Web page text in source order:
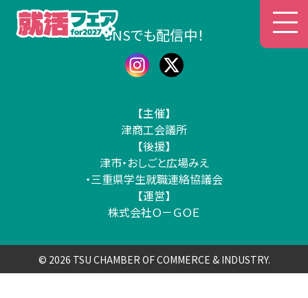
津商工会議所 就活
SNSでも配信中！
【主催】
津商工会議所
【後援】
津市・おしごと広場みえ
・三重県学生就職連絡協議会
【運営】
株式会社Ｏ－ＧＯＥ
© 2026 TSU CHAMBER OF COMMERCE & INDUSTRY.